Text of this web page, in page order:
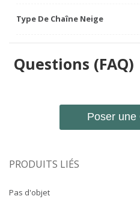
Type De Chaîne Neige
Questions (FAQ)
Poser une
PRODUITS LIÉS
Pas d'objet